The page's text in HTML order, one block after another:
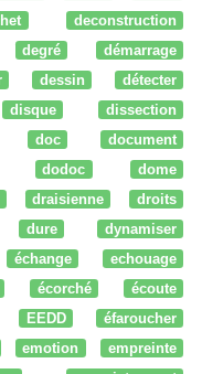
deconstruction
degré
démarrage
dessin
détecter
disque
dissection
doc
document
dodoc
dome
draisienne
droits
dure
dynamiser
échange
echouage
écorché
écoute
EEDD
éfaroucher
emotion
empreinte